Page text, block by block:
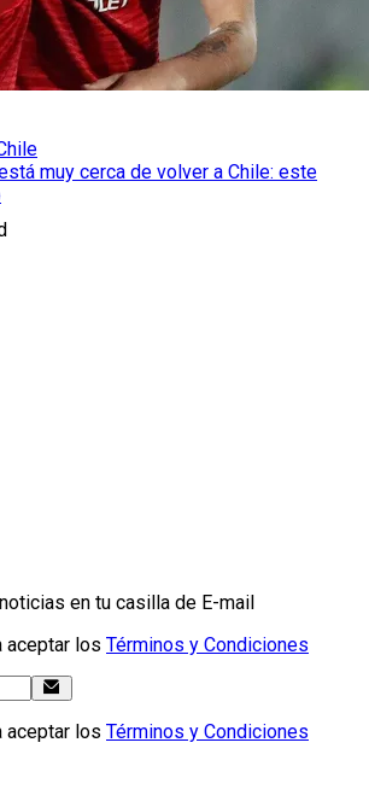
muy cerca de volver a Chile: este
en tu casilla de E-mail
aceptar los Términos y Condiciones
aceptar los Términos y Condiciones